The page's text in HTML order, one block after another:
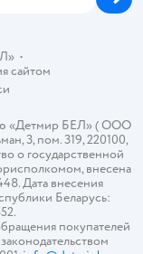
•
сайтом
«Детмир БЕЛ» ( ООО
3, пом. 319, 220100,
о государственной
внесена
Дата внесения
Беларусь:
покупателей